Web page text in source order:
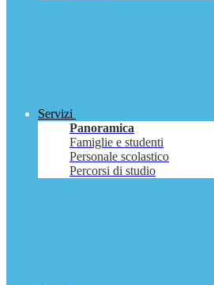
Servizi
Panoramica
Famiglie e studenti
Personale scolastico
Percorsi di studio